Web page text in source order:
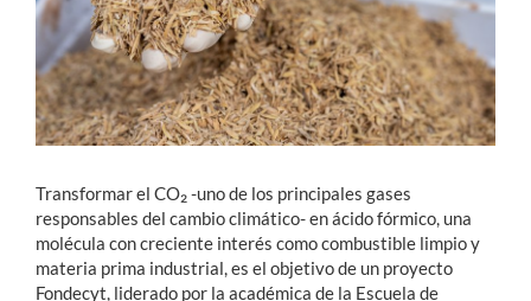
Alumni
English
Transformar el CO₂ -uno de los principales gases
responsables del cambio climático- en ácido fórmico, una
molécula con creciente interés como combustible limpio y
materia prima industrial, es el objetivo de un proyecto
Fondecyt, liderado por la académica de la Escuela de